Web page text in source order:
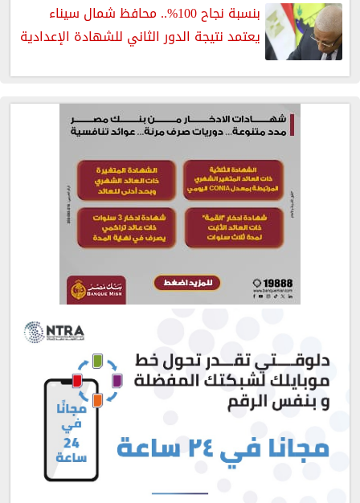
بنسبة نجاح 100%.. محافظ شمال سيناء
يعتمد نتيجة الدور الثاني للشهادة الإعدادية